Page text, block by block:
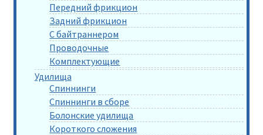
Передний фрикцион
Задний фрикцион
С байтраннером
Проводочные
Комплектующие
Удилища
Спиннинги
Спиннинги в сборе
Болонские удилища
Короткого сложения